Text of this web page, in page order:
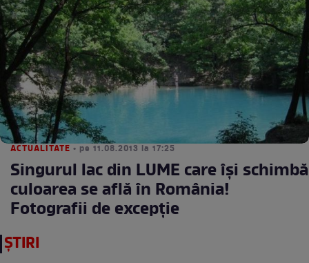
ACTUALITATE • pe 11.08.2013 la 17:25
Singurul lac din LUME care îşi schimbă
culoarea se află în România!
Fotografii de excepţie
ȘTIRI